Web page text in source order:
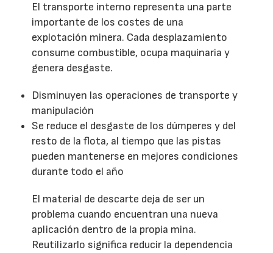
El transporte interno representa una parte
importante de los costes de una
explotación minera. Cada desplazamiento
consume combustible, ocupa maquinaria y
genera desgaste.
Disminuyen las operaciones de transporte y
manipulación
Se reduce el desgaste de los dúmperes y del
resto de la flota, al tiempo que las pistas
pueden mantenerse en mejores condiciones
durante todo el año
El material de descarte deja de ser un
problema cuando encuentran una nueva
aplicación dentro de la propia mina.
Reutilizarlo significa reducir la dependencia